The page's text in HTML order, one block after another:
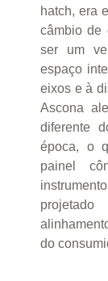
hatch, era
câmbio de
ser um
espaço
eixos e à
Ascona
diferente
época, o
painel
do